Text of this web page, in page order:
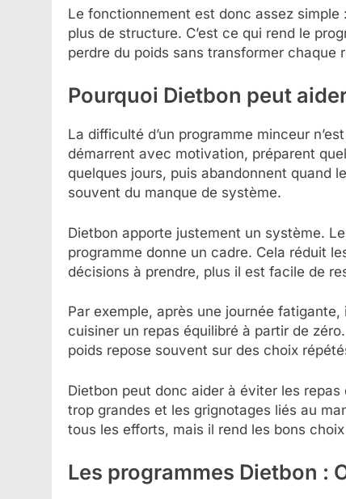
Le fonctionnement est donc assez
plus de structure. C’est ce qui rend le
perdre du poids sans transformer chaque
Pourquoi Dietbon peut
La difficulté d’un programme minceur
démarrent avec motivation, préparent
quelques jours, puis abandonnent quand
souvent du manque de système.
Dietbon apporte justement un système.
programme donne un cadre. Cela réduit
décisions à prendre, plus il est facile de
Par exemple, après une journée
cuisiner un repas équilibré à partir de
poids repose souvent sur des choix
Dietbon peut donc aider à éviter les
trop grandes et les grignotages liés au
tous les efforts, mais il rend les bons
Les programmes Dietbon :